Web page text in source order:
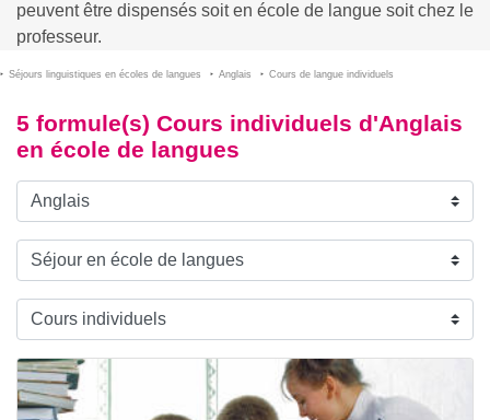
peuvent être dispensés soit en école de langue soit chez le
professeur.
Séjours linguistiques en écoles de langues Anglais Cours de langue individuels
5 formule(s) Cours individuels d'Anglais
en école de langues